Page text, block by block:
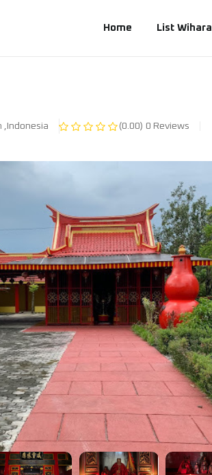
Home List Wihara
,Indonesia (0.00) 0 Reviews